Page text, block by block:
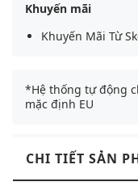
Khuyến mãi
Khuyến Mãi Từ
*Hệ thống tự động
mặc định EU
CHI TIẾT SẢN